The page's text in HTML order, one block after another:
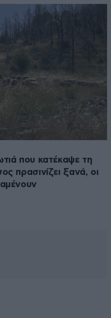
που κατέκαψε τη
πρασινίζει ξανά, οι